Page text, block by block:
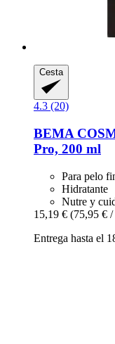
Cesta
4.3 (20)
BEMA
Pro, 200 ml
Para pelo
Hidratante
Nutre y
15,19 € (75,95 €
Entrega hasta el